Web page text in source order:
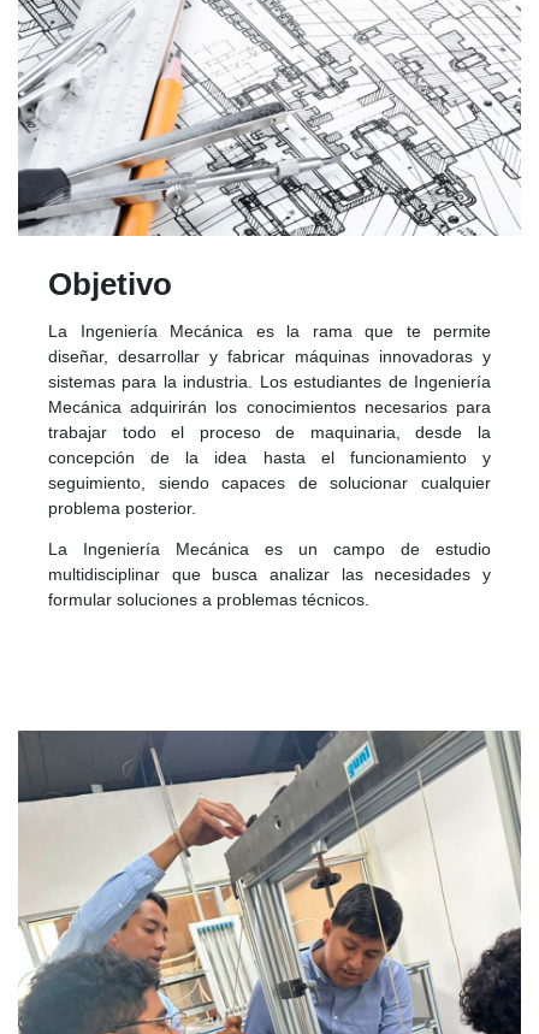
Objetivo
La Ingeniería Mecánica es la rama que te permite
diseñar, desarrollar y fabricar máquinas innovadoras y
sistemas para la industria. Los estudiantes de Ingeniería
Mecánica adquirirán los conocimientos necesarios para
trabajar todo el proceso de maquinaria, desde la
concepción de la idea hasta el funcionamiento y
seguimiento, siendo capaces de solucionar cualquier
problema posterior.
La Ingeniería Mecánica es un campo de estudio
multidisciplinar que busca analizar las necesidades y
formular soluciones a problemas técnicos.